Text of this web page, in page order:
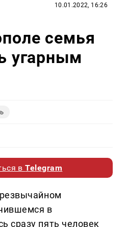
10.01.2022, 16:26
семья
угарным
вTelegram
в
сразу пять человек